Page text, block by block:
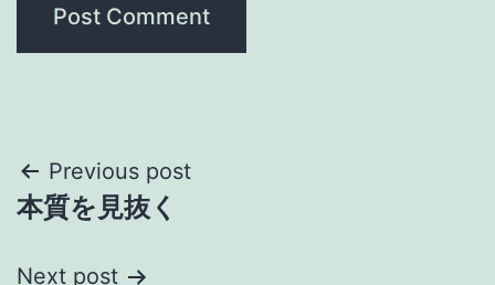
Post
navigation
Previous post
本質を見抜く
Next post